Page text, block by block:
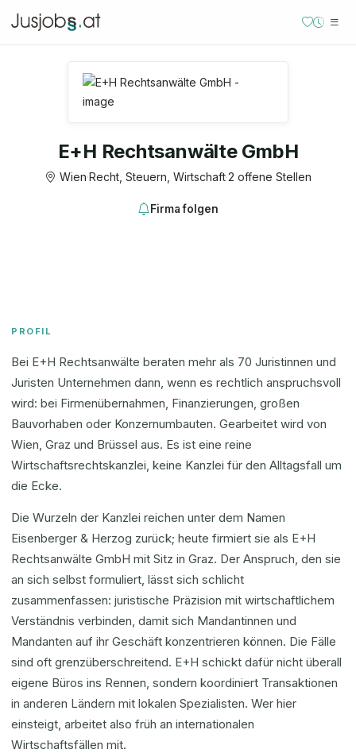
E+H Rechtsanwälte GmbH
Wien·Recht, Steuern, Wirtschaft·2 offene Stellen
Firma folgen
PROFIL
Bei E+H Rechtsanwälte beraten mehr als 70 Juristinnen und
Juristen Unternehmen dann, wenn es rechtlich anspruchsvoll
wird: bei Firmenübernahmen, Finanzierungen, großen
Bauvorhaben oder Konzernumbauten. Gearbeitet wird von
Wien, Graz und Brüssel aus. Es ist eine reine
Wirtschaftsrechtskanzlei, keine Kanzlei für den Alltagsfall um
die Ecke.
Die Wurzeln der Kanzlei reichen unter dem Namen
Eisenberger & Herzog zurück; heute firmiert sie als E+H
Rechtsanwälte GmbH mit Sitz in Graz. Der Anspruch, den sie
an sich selbst formuliert, lässt sich schlicht
zusammenfassen: juristische Präzision mit wirtschaftlichem
Verständnis verbinden, damit sich Mandantinnen und
Mandanten auf ihr Geschäft konzentrieren können. Die Fälle
sind oft grenzüberschreitend. E+H schickt dafür nicht überall
eigene Büros ins Rennen, sondern koordiniert Transaktionen
in anderen Ländern mit lokalen Spezialisten. Wer hier
einsteigt, arbeitet also früh an internationalen
Wirtschaftsfällen mit.